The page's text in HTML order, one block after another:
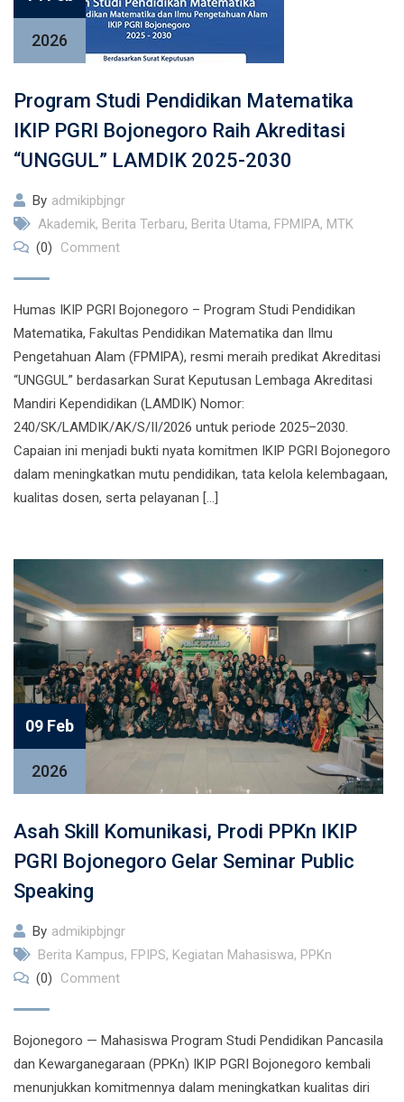
2026
Program Studi Pendidikan Matematika
IKIP PGRI Bojonegoro Raih Akreditasi
“UNGGUL” LAMDIK 2025-2030
By admikipbjngr
Akademik, Berita Terbaru, Berita Utama, FPMIPA, MTK
(0)
Comment
Humas IKIP PGRI Bojonegoro – Program Studi Pendidikan
Matematika, Fakultas Pendidikan Matematika dan Ilmu
Pengetahuan Alam (FPMIPA), resmi meraih predikat Akreditasi
“UNGGUL” berdasarkan Surat Keputusan Lembaga Akreditasi
Mandiri Kependidikan (LAMDIK) Nomor:
240/SK/LAMDIK/AK/S/II/2026 untuk periode 2025–2030.
Capaian ini menjadi bukti nyata komitmen IKIP PGRI Bojonegoro
dalam meningkatkan mutu pendidikan, tata kelola kelembagaan,
kualitas dosen, serta pelayanan […]
09 Feb
2026
Asah Skill Komunikasi, Prodi PPKn IKIP
PGRI Bojonegoro Gelar Seminar Public
Speaking
By admikipbjngr
Berita Kampus, FPIPS, Kegiatan Mahasiswa, PPKn
(0)
Comment
Bojonegoro — Mahasiswa Program Studi Pendidikan Pancasila
dan Kewarganegaraan (PPKn) IKIP PGRI Bojonegoro kembali
menunjukkan komitmennya dalam meningkatkan kualitas diri